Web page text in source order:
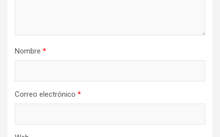
Nombre *
Correo electrónico *